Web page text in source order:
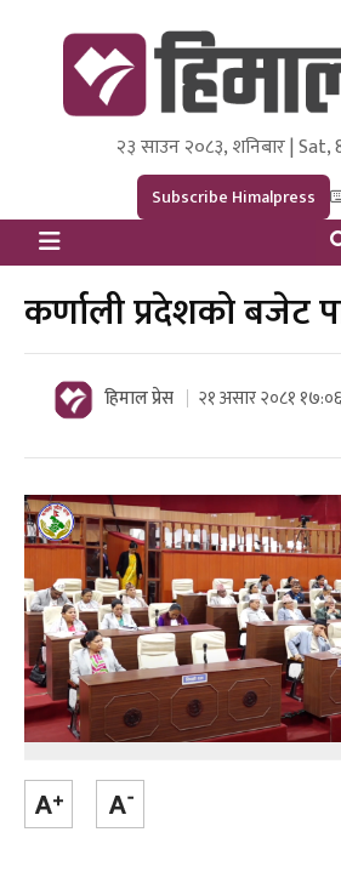
Himal Press
Dot NewsyNepal Media and
२३ साउन २०८३, शनिबार |
Subscribe Himalpress
कर्णाली प्रदेशको बजेट
हिमाल प्रेस २१ असार २०८१